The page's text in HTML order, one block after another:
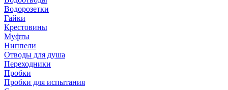
Водорозетки
Гайки
Крестовины
Муфты
Ниппели
Отводы для душа
Переходники
Пробки
Пробки для испытания